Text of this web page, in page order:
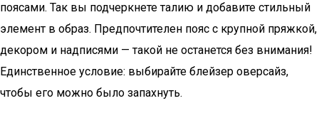
поясами. Так вы подчеркнете талию и добавите стильный
элемент в образ. Предпочтителен пояс с крупной пряжкой,
декором и надписями — такой не останется без внимания!
Единственное условие: выбирайте блейзер оверсайз,
чтобы его можно было запахнуть.